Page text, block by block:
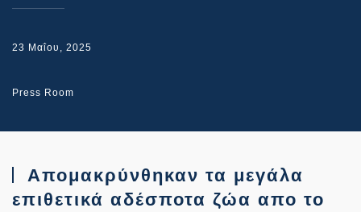
23 Μαΐου, 2025
Press Room
Απομακρύνθηκαν τα μεγάλα
επιθετικά αδέσποτα ζώα απο το